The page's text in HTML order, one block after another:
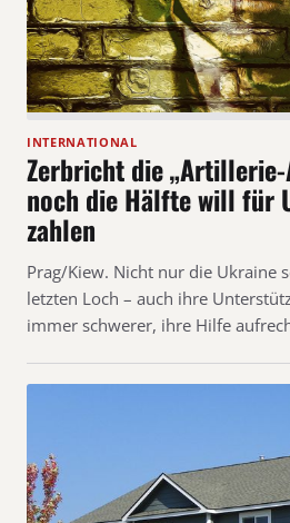
INTERNATIONAL
Zerbricht die
noch die Hälfte will für
zahlen
Prag/Kiew. Nicht nur die Ukraine
letzten Loch – auch ihre
immer schwerer, ihre Hilfe